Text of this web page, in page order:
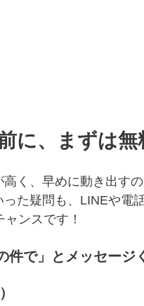
に、まずは無
く、早めに動き出す
た疑問も、LINEや電
ンスです！
で」とメッセージ